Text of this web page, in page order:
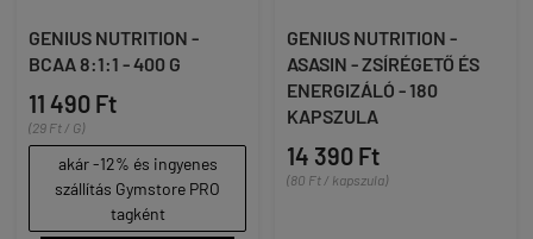
GENIUS NUTRITION -
BCAA 8:1:1 - 400 G
11 490 Ft
(29 Ft / G)
akár -12% és ingyenes
szállítás Gymstore PRO
tagként
GENIUS NUTRITION -
ASASIN - ZSÍRÉGETŐ ÉS
ENERGIZÁLÓ - 180
KAPSZULA
14 390 Ft
(80 Ft / kapszula)